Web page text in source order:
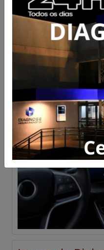
Legal FM
rádio do
integrar
3.0; Veja
Acesse para mais
Publicado em 06/08/2026 às